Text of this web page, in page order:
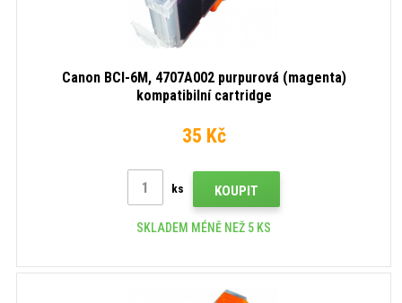
Canon BCI-6M, 4707A002 purpurová (magenta)
kompatibilní cartridge
35 Kč
ks KOUPIT
SKLADEM MÉNĚ NEŽ 5 KS